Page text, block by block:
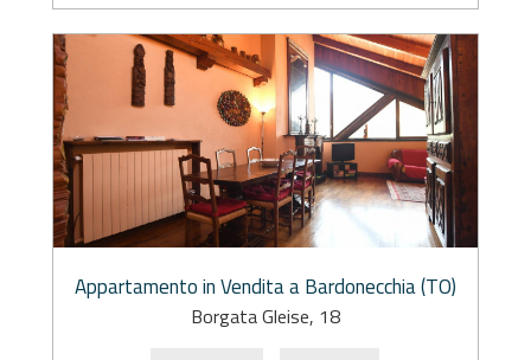
Appartamento in Vendita a Bardonecchia (TO)
Borgata Gleise, 18